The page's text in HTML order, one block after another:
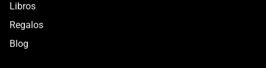
Libros
Regalos
Blog